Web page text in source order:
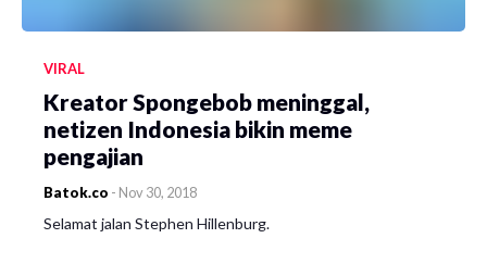
VIRAL
Kreator Spongebob meninggal,
netizen Indonesia bikin meme
pengajian
Batok.co - Nov 30, 2018
Selamat jalan Stephen Hillenburg.